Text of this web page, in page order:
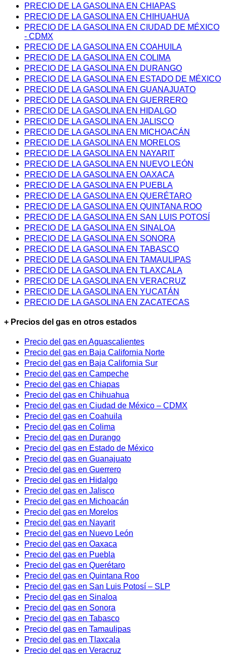
PRECIO DE LA GASOLINA EN CHIAPAS
PRECIO DE LA GASOLINA EN CHIHUAHUA
PRECIO DE LA GASOLINA EN CIUDAD DE MÉXICO
- CDMX
PRECIO DE LA GASOLINA EN COAHUILA
PRECIO DE LA GASOLINA EN COLIMA
PRECIO DE LA GASOLINA EN DURANGO
PRECIO DE LA GASOLINA EN ESTADO DE MÉXICO
PRECIO DE LA GASOLINA EN GUANAJUATO
PRECIO DE LA GASOLINA EN GUERRERO
PRECIO DE LA GASOLINA EN HIDALGO
PRECIO DE LA GASOLINA EN JALISCO
PRECIO DE LA GASOLINA EN MICHOACÁN
PRECIO DE LA GASOLINA EN MORELOS
PRECIO DE LA GASOLINA EN NAYARIT
PRECIO DE LA GASOLINA EN NUEVO LEÓN
PRECIO DE LA GASOLINA EN OAXACA
PRECIO DE LA GASOLINA EN PUEBLA
PRECIO DE LA GASOLINA EN QUERÉTARO
PRECIO DE LA GASOLINA EN QUINTANA ROO
PRECIO DE LA GASOLINA EN SAN LUIS POTOSÍ
PRECIO DE LA GASOLINA EN SINALOA
PRECIO DE LA GASOLINA EN SONORA
PRECIO DE LA GASOLINA EN TABASCO
PRECIO DE LA GASOLINA EN TAMAULIPAS
PRECIO DE LA GASOLINA EN TLAXCALA
PRECIO DE LA GASOLINA EN VERACRUZ
PRECIO DE LA GASOLINA EN YUCATÁN
PRECIO DE LA GASOLINA EN ZACATECAS
+ Precios del gas en otros estados
Precio del gas en Aguascalientes
Precio del gas en Baja California Norte
Precio del gas en Baja California Sur
Precio del gas en Campeche
Precio del gas en Chiapas
Precio del gas en Chihuahua
Precio del gas en Ciudad de México – CDMX
Precio del gas en Coahuila
Precio del gas en Colima
Precio del gas en Durango
Precio del gas en Estado de México
Precio del gas en Guanajuato
Precio del gas en Guerrero
Precio del gas en Hidalgo
Precio del gas en Jalisco
Precio del gas en Michoacán
Precio del gas en Morelos
Precio del gas en Nayarit
Precio del gas en Nuevo León
Precio del gas en Oaxaca
Precio del gas en Puebla
Precio del gas en Querétaro
Precio del gas en Quintana Roo
Precio del gas en San Luis Potosí – SLP
Precio del gas en Sinaloa
Precio del gas en Sonora
Precio del gas en Tabasco
Precio del gas en Tamaulipas
Precio del gas en Tlaxcala
Precio del gas en Veracruz